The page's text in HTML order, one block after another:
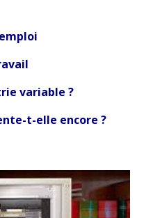
variable ?
t-elle encore ?